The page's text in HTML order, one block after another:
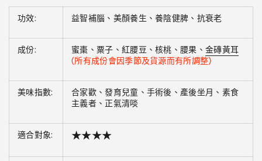
功效: 益智補腦、美顏養生、養陰健脾、抗衰老
成份: 蜜棗、粟子、紅腰豆、核桃、腰果、金磚黃耳
(所有成份會因季節及貨源而有所調整)
美味指數:
合家歡、發育兒童、手術後、產後坐月、素食
主義者、正氣清啖
適合對象: ★★★★